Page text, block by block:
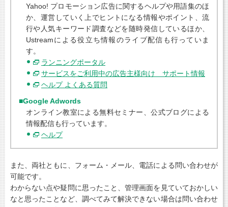
Yahoo! プロモーション広告に関するヘルプや用語集のほ
か、運営していく上でヒントになる情報やポイント、流
行や人気キーワード調査などを随時発信しているほか、
Ustreamによる役立ち情報のライブ配信も行っていま
す。
ランニングポータル
サービスをご利用中の広告主様向け サポート情報
ヘルプ よくある質問
■Google Adwords
オンライン教室による無料セミナー、公式ブログによる
情報配信も行っています。
ヘルプ
また、両社ともに、フォーム・メール、電話による問い合わせが
可能です。
わからない点や疑問に思ったこと、管理画面を見ていておかしい
なと思ったことなど、調べてみて解決できない場合は問い合わせ